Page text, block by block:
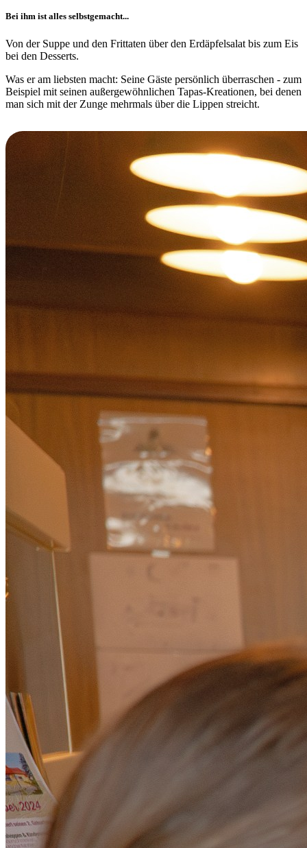
Bei ihm ist alles selbstgemacht...
Von der Suppe und den Frittaten über den Erdäpfelsalat bis zum Eis
bei den Desserts.
Was er am liebsten macht: Seine Gäste persönlich überraschen - zum
Beispiel mit seinen außergewöhnlichen Tapas-Kreationen, bei denen
man sich mit der Zunge mehrmals über die Lippen streicht.